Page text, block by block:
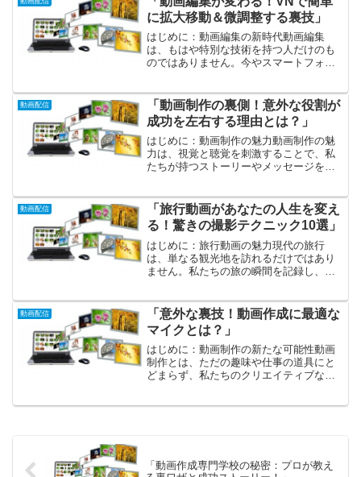
誰でも簡単に編集や撮...
に拡大移動＆微調整する裏技」
はじめに：動画編集の新時代動画編集
は、もはや特別な技術を持つ人だけのも
のではありません。今やスマートフォン
の回りの出来事をキャッチし、それを映
像に収めることが、あなたの...
動画配信
「動画制作の裏側！意外な役割が
成功を左右する理由とは？」
はじめに：動画制作の魅力動画制作の魅
力は、視覚と聴覚を刺激することで、私
たちが持つストーリーやメッセージをよ
ており、たとえばSNSでのシェアや
YouTubeでの視聴など...
動画配信
「旅行動画があなたの人生を変え
る！驚きの撮影テクニック10選」
はじめに：旅行動画の魅力現代の旅行
は、単なる観光地を訪れるだけではあり
ません。私たちの旅の瞬間を記録し、感
画は、静止画では伝えきれない情感や臨
場感を届けてくれるのです。...
動画配信
「意外な裏技！動画作成に最適な
マイクとは？」
はじめに：動画制作の新たな可能性動画
制作とは、ただの趣味や仕事の道具にと
どまらず、私たちのクリエイティブな表
「動画作成専門学校の秘密：プロが教え